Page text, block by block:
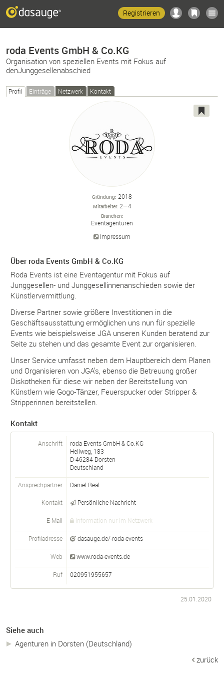
Registrieren
roda Events GmbH & Co.KG
Organisation von speziellen Events mit Fokus auf
denJunggesellenabschied
Profil Einträge Netzwerk Kontakt
Gründung 2018
Mitarbeiter 2—4
Branchen
Eventagenturen
Impressum
Über roda Events GmbH & Co.KG
Roda Events ist eine Eventagentur mit Fokus auf
Junggesellen- und Junggesellinnenanschieden sowie der
Künstlervermittlung.
Diverse Partner sowie größere Investitionen in die
Geschäftsausstattung ermöglichen uns nun für spezielle
Events wie beispielsweise JGA unseren Kunden beratend zur
Seite zu stehen und das gesamte Event zur organisieren.
Unser Service umfasst neben dem Hauptbereich dem Planen
und Organisieren von JGA’s, ebenso die Betreuung großer
Diskotheken für diese wir neben der Bereitstellung von
Künstlern wie Gogo-Tänzer, Feuerspucker oder Stripper &
Stripperinnen bereitstellen.
Kontakt
Anschrift
roda Events GmbH & Co.KG
Hellweg, 183
D-46284 Dorsten
Deutschland
Ansprechpartner Daniel Real
Kontakt Persönliche Nachricht
E-Mail Information nur im Netzwerk
Profiladresse dasauge.de/-roda-events
Web www.roda-events.de
Ruf 020951955657
25.01.2020
Siehe auch
Agenturen in Dorsten (Deutschland)
zurück